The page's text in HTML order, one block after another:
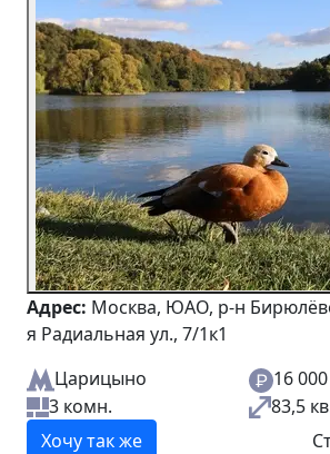
Адрес: Москва, ЮАО, р-н
я Радиальная ул., 7/1к1
Царицыно
16
3 комн.
83,5
Хочу так же